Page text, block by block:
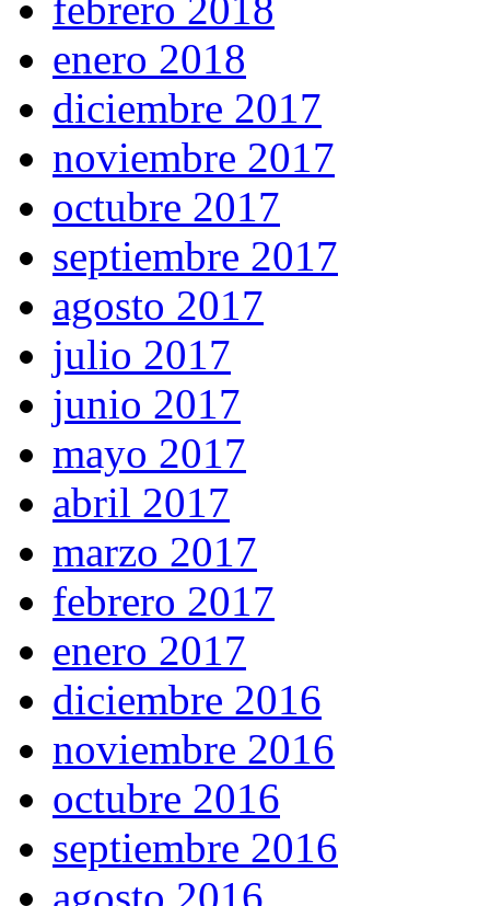
febrero 2018
enero 2018
diciembre 2017
noviembre 2017
octubre 2017
septiembre 2017
agosto 2017
julio 2017
junio 2017
mayo 2017
abril 2017
marzo 2017
febrero 2017
enero 2017
diciembre 2016
noviembre 2016
octubre 2016
septiembre 2016